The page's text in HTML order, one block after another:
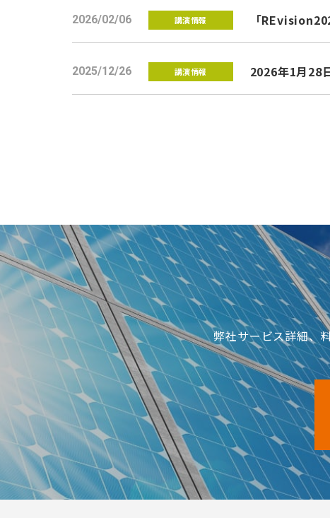
2026/02/06 講演情報 「
2025/12/26 講演情報 2026年1月28
弊社サービス詳細、